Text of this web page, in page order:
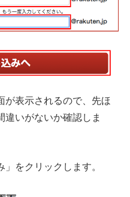
が表示されるので、先ほ
違いがないか確認しま
をクリックします。